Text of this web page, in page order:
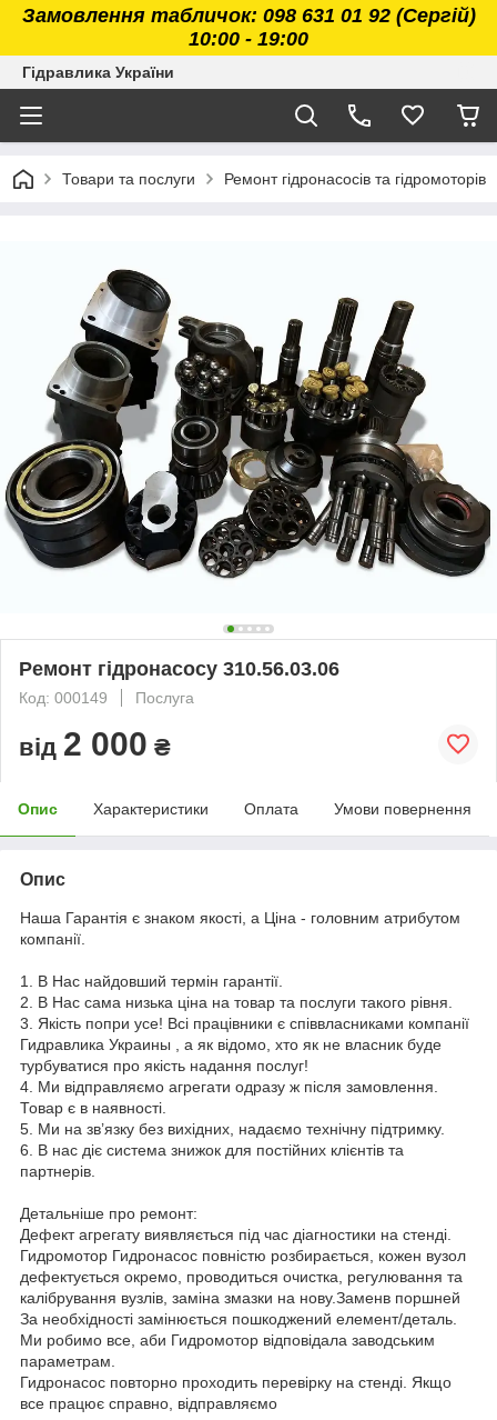
Замовлення табличок: 098 631 01 92 (Сергій)
10:00 - 19:00
Гідравлика України
Товари та послуги Ремонт гідронасосів та гідромоторів
Ремонт гідронасосу 310.56.03.06
Код: 000149 Послуга
від 2 000 ₴
Опис Характеристики Оплата Умови повернення
Опис
Наша Гарантія є знаком якості, а Ціна - головним атрибутом
компанії.
1. В Нас найдовший термін гарантії.
2. В Нас сама низька ціна на товар та послуги такого рівня.
3. Якість попри усе! Всі працівники є співвласниками компанії
Гидравлика Украины , а як відомо, хто як не власник буде
турбуватися про якість надання послуг!
4. Ми відправляємо агрегати одразу ж після замовлення.
Товар є в наявності.
5. Ми на зв’язку без вихідних, надаємо технічну підтримку.
6. В нас діє система знижок для постійних клієнтів та
партнерів.
Детальніше про ремонт:
Дефект агрегату виявляється під час діагностики на стенді.
Гидромотор Гидронасос повністю розбирається, кожен вузол
дефектується окремо, проводиться очистка, регулювання та
калібрування вузлів, заміна змазки на нову.Заменв поршней
За необхідності замінюється пошкоджений елемент/деталь.
Ми робимо все, аби Гидромотор відповідала заводським
параметрам.
Гидронасос повторно проходить перевірку на стенді. Якщо
все працює справно, відправляємо